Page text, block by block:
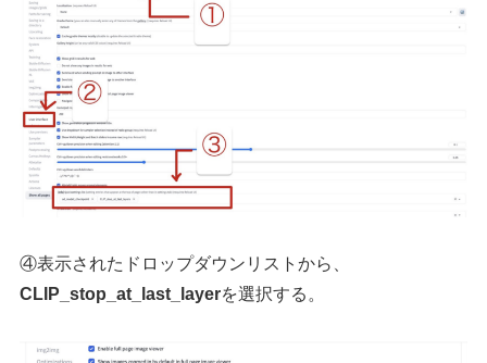
④表示されたドロップダウンリストから、
CLIP_stop_at_last_layerを選択する。